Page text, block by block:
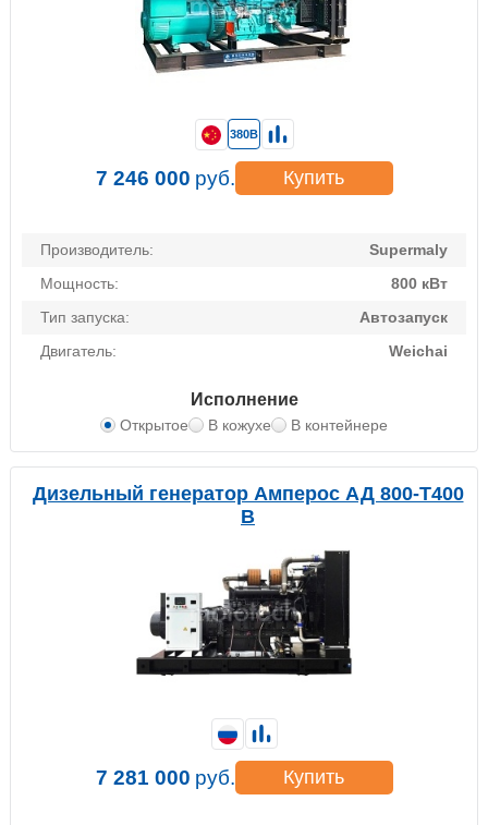
Производитель:
Supermaly
Мощность:
800 кВт
Тип запуска:
Автозапуск
Двигатель:
Weichai
Исполнение
Открытое В кожухе В контейнере
380В
7 246 000 руб. Купить
Дизельный генератор Амперос АД 800-Т400
B
7 281 000 руб. Купить